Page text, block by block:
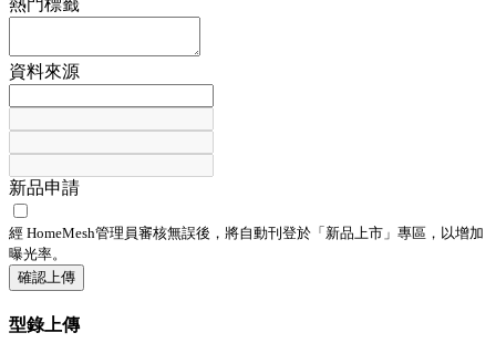
資料來源
新品申請
經 HomeMesh管理員審核無誤後，將自動刊登於「新品上市 」專區，以增加
曝光率。
確認上傳
型錄上傳